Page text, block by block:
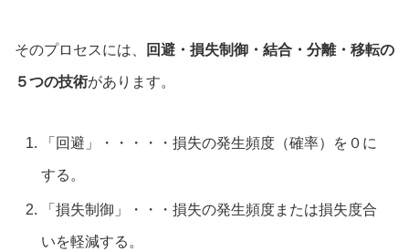
そのプロセスには、 回避・損失制御・結合・分離・移転の
５つの技術があります。
「回避」・・・・・損失の発生頻度（確率）を０に
する。
「損失制御」・・・損失の発生頻度または損失度合
いを軽減する。